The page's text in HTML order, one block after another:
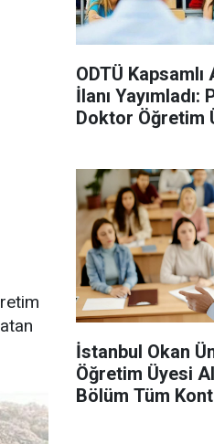
ODTÜ
İlanı
Doktor Öğretim
İstanbul Okan
Öğretim Üyesi
Bölüm Tüm